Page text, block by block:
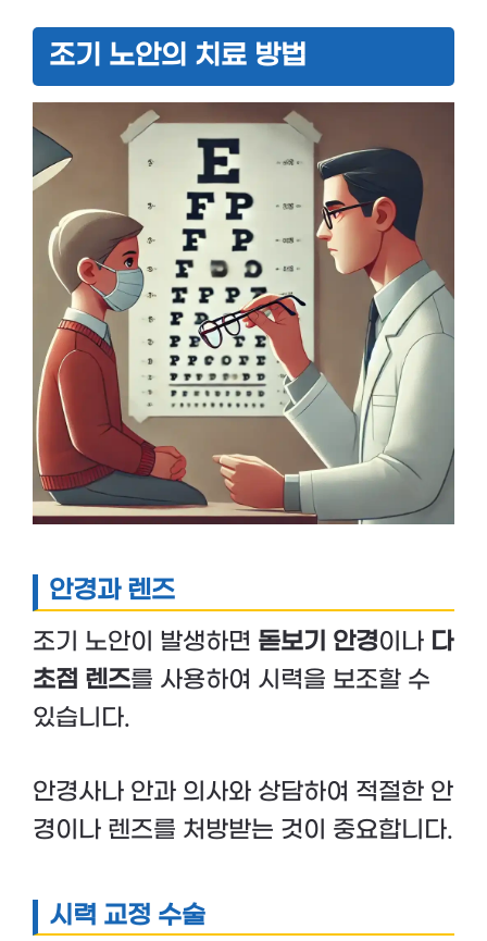
조기 노안의 치료 방법
안경과 렌즈
조기 노안이 발생하면 돋보기 안경이나 다
초점 렌즈를 사용하여 시력을 보조할 수
있습니다.
안경사나 안과 의사와 상담하여 적절한 안
경이나 렌즈를 처방받는 것이 중요합니다.
시력 교정 수술